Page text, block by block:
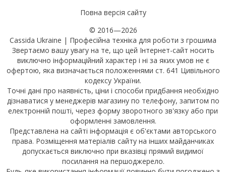
Повна версія сайту
© 2016—2026
Cassida Ukraine | Професійна техніка для роботи з грошима
Звертаємо вашу увагу на те, що цей Інтернет-сайт носить
виключно інформаційний характер і ні за яких умов не є
офертою, яка визначається положеннями ст. 641 Цивільного
кодексу України.
Точні дані про наявність, ціни і способи придбання необхідно
дізнаватися у менеджерів магазину по телефону, запитом по
електронній пошті, через форму зворотного зв'язку або при
оформленні замовлення.
Представлена на сайті інформація є об'єктами авторського
права. Розміщення матеріалів сайту на інших майданчиках
допускається виключно при вказівці прямий видимої
посилання на першоджерело.